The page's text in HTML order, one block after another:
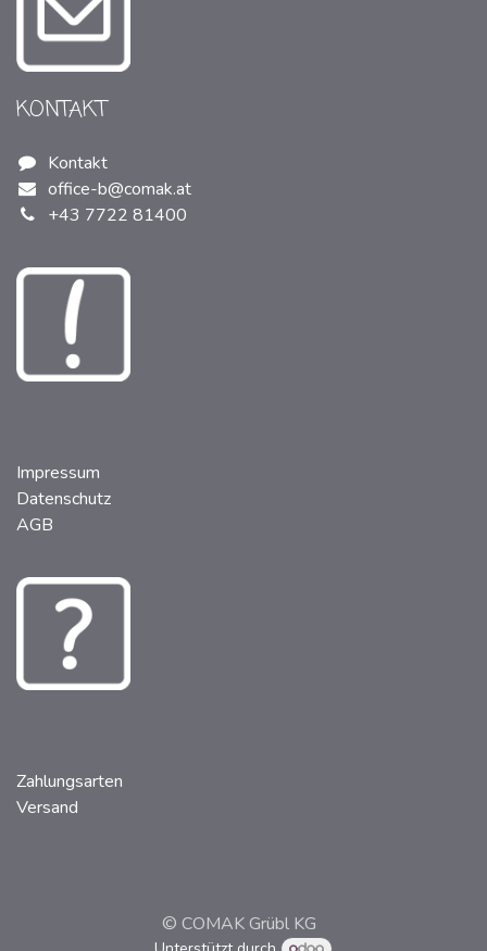
Impressum
Datenschutz
AGB
KONTAKT
Kontakt
office-b@comak.at
+43 7722 81400
Zahlungsarten
Versand
© COMAK Grübl KG